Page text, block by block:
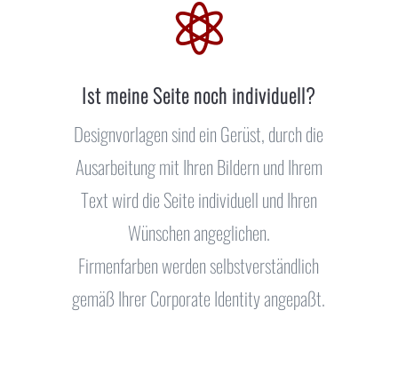

Ist meine Seite noch individuell?
Designvorlagen sind ein Gerüst, durch die
Ausarbeitung mit Ihren Bildern und Ihrem
Text wird die Seite individuell und Ihren
Wünschen angeglichen.
Firmenfarben werden selbstverständlich
gemäß Ihrer Corporate Identity angepaßt.